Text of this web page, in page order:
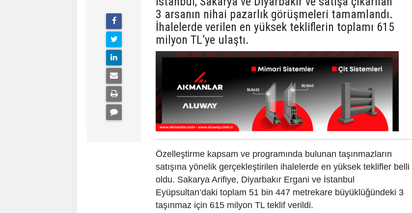
3 arsanın nihai pazarlık görüşmeleri tamamlandı.
İhalelerde verilen en yüksek tekliflerin toplamı 615
milyon TL’ye ulaştı.
Özelleştirme kapsam ve programında bulunan taşınmazların
satışına yönelik gerçekleştirilen ihalelerde en yüksek teklifler belli
oldu. Sakarya Arifiye, Diyarbakır Ergani ve İstanbul
Eyüpsultan’daki toplam 51 bin 447 metrekare büyüklüğündeki 3
taşınmaz için 615 milyon TL teklif verildi.